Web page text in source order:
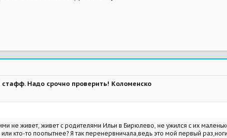
Надо срочно проверить! Коломенско
не живет, живет с родителями Ильи в Бирюлево, не ужился с их
кто-то поопытнее? Я так перенервничала,ведь это мой первый